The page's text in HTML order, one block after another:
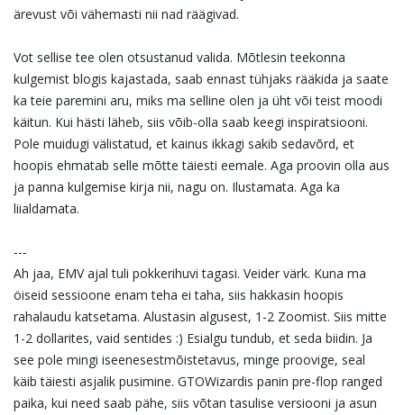
ärevust või vähemasti nii nad räägivad.
Vot sellise tee olen otsustanud valida. Mõtlesin teekonna
kulgemist blogis kajastada, saab ennast tühjaks rääkida ja saate
ka teie paremini aru, miks ma selline olen ja üht või teist moodi
käitun. Kui hästi läheb, siis võib-olla saab keegi inspiratsiooni.
Pole muidugi välistatud, et kainus ikkagi sakib sedavõrd, et
hoopis ehmatab selle mõtte täiesti eemale. Aga proovin olla aus
ja panna kulgemise kirja nii, nagu on. Ilustamata. Aga ka
liialdamata.
---
Ah jaa, EMV ajal tuli pokkerihuvi tagasi. Veider värk. Kuna ma
öiseid sessioone enam teha ei taha, siis hakkasin hoopis
rahalaudu katsetama. Alustasin algusest, 1-2 Zoomist. Siis mitte
1-2 dollarites, vaid sentides :) Esialgu tundub, et seda biidin. Ja
see pole mingi iseenesestmõistetavus, minge proovige, seal
käib täiesti asjalik pusimine. GTOWizardis panin pre-flop ranged
paika, kui need saab pähe, siis võtan tasulise versiooni ja asun